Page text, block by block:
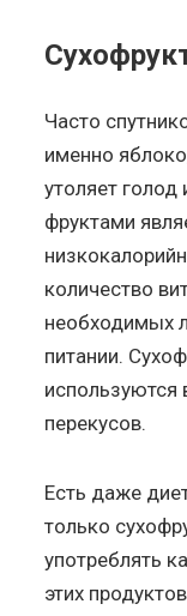
Часто
именно
утоляет
фруктами
количество
необходимых
питании.
используются
перекусов.
Есть даже
только
употреблять
этих